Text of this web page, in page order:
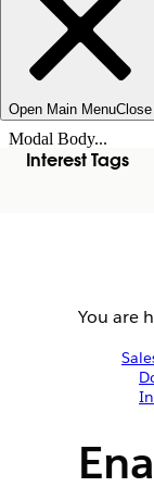
Open Main MenuClose
Modal Body...
Interest Tags
You are